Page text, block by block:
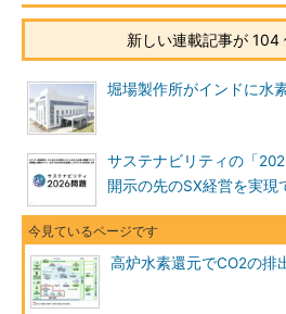
新しい連載記事が 104
堀場製作所がインドに水
サステナビリティの「
開示の先のSX経営を実現
高炉水素還元でCO2の排